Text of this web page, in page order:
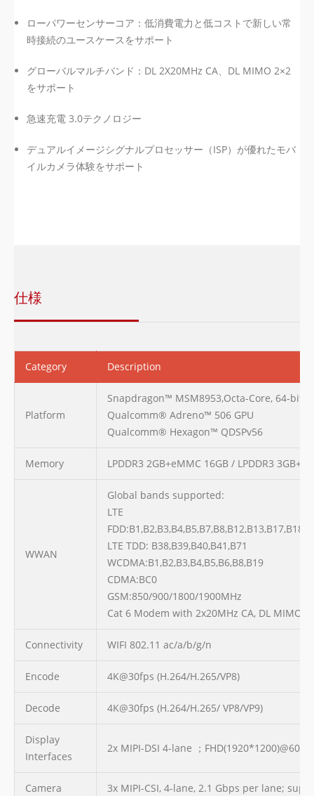
ローパワーセンサーコア：低消費電力と低コストで新しい常
時接続のユースケースをサポート
グローバルマルチバンド：DL 2X20MHz CA、DL MIMO 2×2
をサポート
急速充電 3.0テクノロジー
デュアルイメージシグナルプロセッサー（ISP）が優れたモバ
イルカメラ体験をサポート
仕様
Category Description
Platform
Snapdragon™ MSM8953,Octa-Core, 64-bit,
Qualcomm® Adreno™ 506 GPU
Qualcomm® Hexagon™ QDSPv56
Memory LPDDR3 2GB+eMMC 16GB / LPDDR3
WWAN
Global bands supported:
LTE
LTE TDD: B38,B39,B40,B41,B71
WCDMA:B1,B2,B3,B4,B5,B6,B8,B19
CDMA:BC0
GSM:850/900/1800/1900MHz
Cat 6 Modem with 2x20MHz CA, DL MIMO 2
Connectivity WIFI 802.11 ac/a/b/g/n
Encode 4K@30fps (H.264/H.265/VP8)
Decode 4K@30fps (H.264/H.265/ VP8/VP9)
Display
Interfaces
2x MIPI-DSI 4-lane ；FHD(1920*1200)@60fps
Camera
3x MIPI-CSI, 4-lane, 2.1 Gbps per lane;